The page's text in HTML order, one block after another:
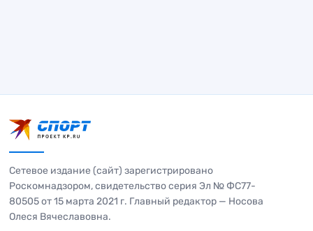
Сетевое издание (сайт) зарегистрировано
Роскомнадзором, свидетельство серия Эл № ФС77-
80505 от 15 марта 2021 г. Главный редактор — Носова
Олеся Вячеславовна.